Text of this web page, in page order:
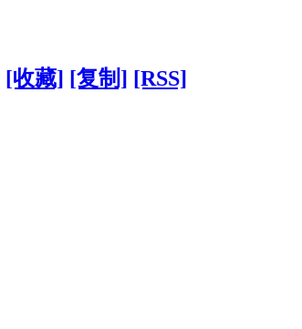
[收藏] [复制] [RSS]